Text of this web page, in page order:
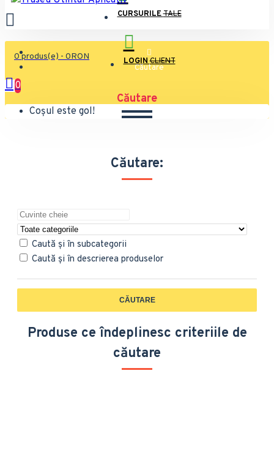
CURSURILETALE
LOGINCLIENT
0 produs(e) - 0RON
0
Coșul este gol!
Căutare
Căutare
Căutare:
Caută și în subcategorii
Caută și în descrierea produselor
CĂUTARE
Produse ce îndeplinesc criteriile de
căutare